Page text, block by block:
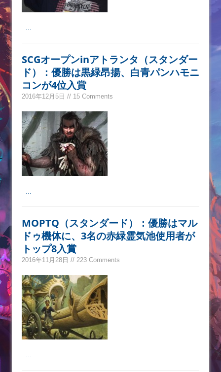
SCGオープンinアトランタ（スタンダー
ド）：優勝は黒緑昂揚、白青パンハモニ
コンが4位入賞
2016年12月5日 // 15 Comments
MOPTQ（スタンダード）：優勝はマル
ドゥ機体に、3名の赤緑霊気池使用者が
トップ8入賞
2016年11月28日 // 223 Comments